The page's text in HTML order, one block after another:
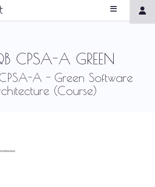
CPSA-A GREEN
A - Green Software
(Course)